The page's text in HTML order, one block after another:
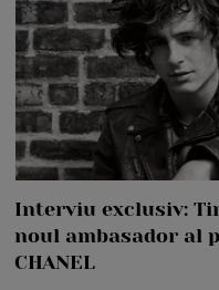
Interviu exclusiv:
noul ambasador al
CHANEL